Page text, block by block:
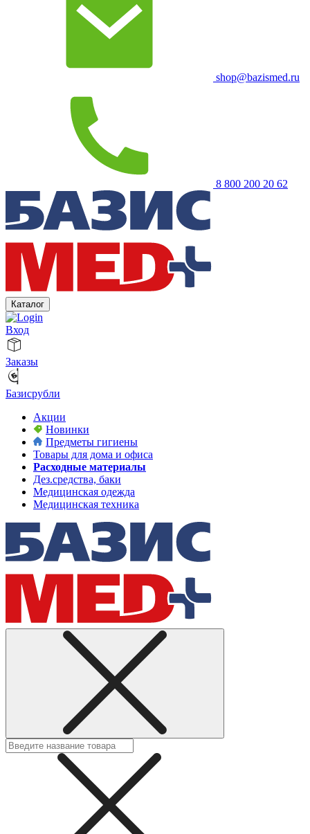
shop@bazismed.ru
8 800 200 20 62
Каталог
Вход
Заказы
Базисрубли
Акции
Новинки
Предметы гигиены
Товары для дома и офиса
Расходные материалы
Дез.средства, баки
Медицинская одежда
Медицинская техника